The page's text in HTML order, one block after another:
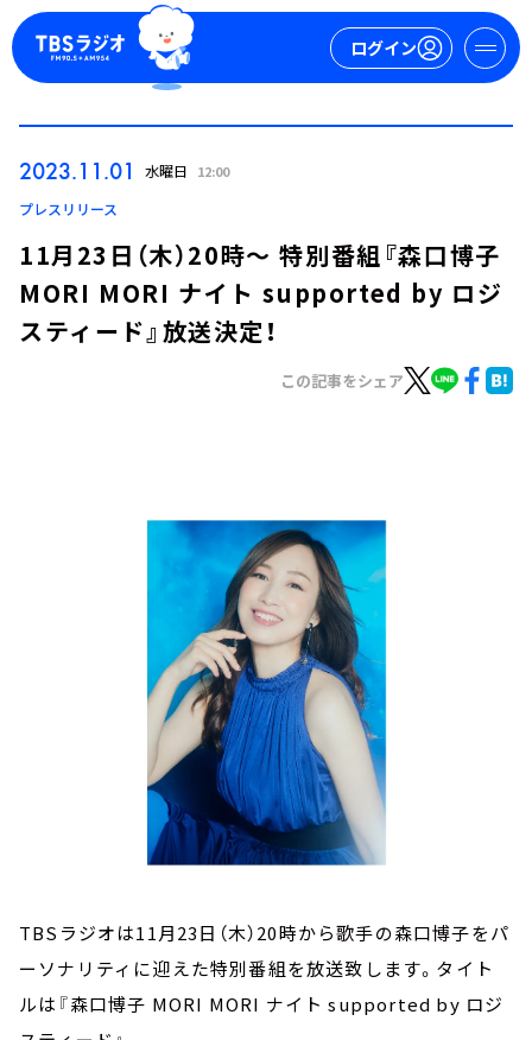
ログイン
TBS Podcast
イベント・グッズ
2023.11.01 水曜日 12:00
プレスリリース
11月23日（木）20時～ 特別番組『森口博子
MORI MORI ナイト supported by ロジ
スティード』放送決定！
この記事をシェア
TBSラジオは11月23日（木）20時から歌手の森口博子をパ
ーソナリティに迎えた特別番組を放送致します。タイト
ルは『森口博子 MORI MORI ナイト supported by ロジ